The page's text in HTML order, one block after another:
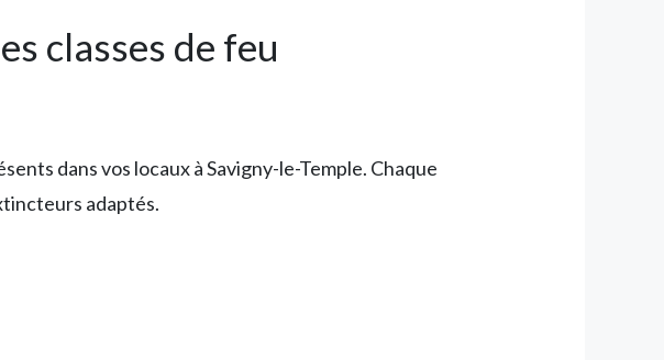
classes de feu
dans vos locaux à Savigny-le-Temple. Chaque
adaptés.